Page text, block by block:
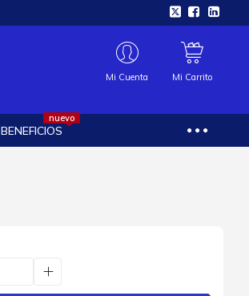
Mi Cuenta Mi Carrito
BENEFICIOS
nuevo